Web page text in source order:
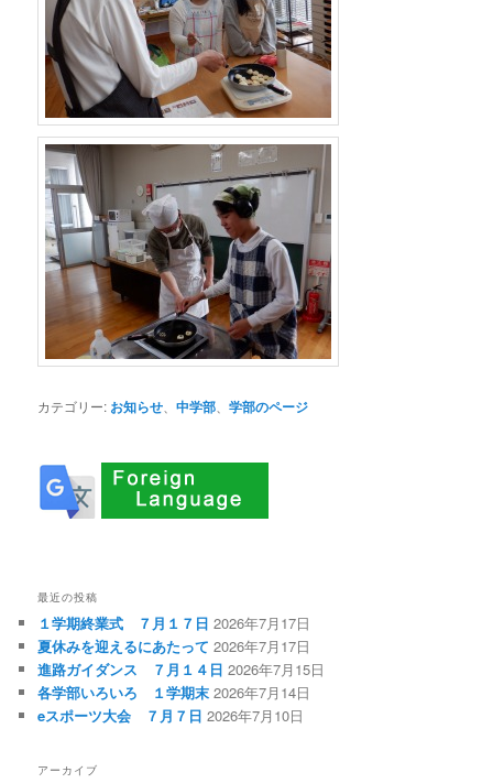
カテゴリー: お知らせ 、中学部 、学部のページ
最近の投稿
１学期終業式 ７月１７日 2026年7月17日
夏休みを迎えるにあたって 2026年7月17日
進路ガイダンス ７月１４日 2026年7月15日
各学部いろいろ １学期末 2026年7月14日
eスポーツ大会 ７月７日 2026年7月10日
アーカイブ